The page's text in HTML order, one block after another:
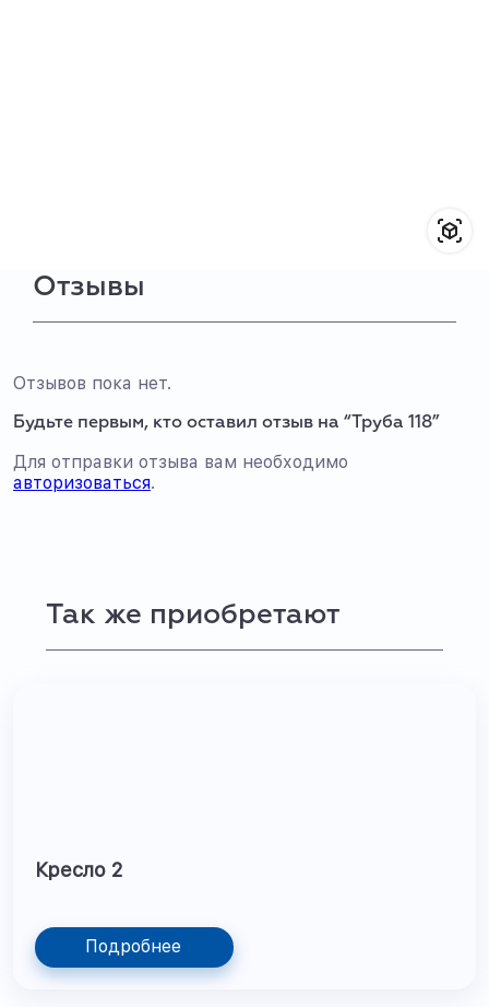
Отзывы
Отзывов пока нет.
Будьте первым, кто оставил отзыв на “Труба 118”
Для отправки отзыва вам необходимо
авторизоваться.
Так же приобретают
Кресло 2
Подробнее